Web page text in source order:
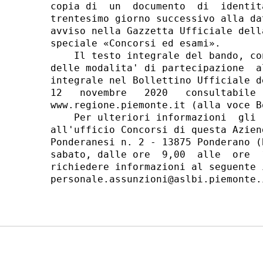
copia di  un  documento  di
trentesimo giorno successivo alla
avviso nella Gazzetta Ufficiale
speciale «Concorsi ed esami».
Il testo integrale del bando,
delle modalita' di partecipazione
integrale nel Bollettino Ufficiale
12   novembre   2020
www.regione.piemonte.it (alla
Per ulteriori informazioni  gli
all'ufficio Concorsi di questa
Ponderanesi n. 2 - 13875
sabato, dalle ore  9,00  alle  ore
richiedere informazioni al